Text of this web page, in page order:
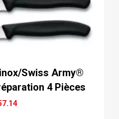
Swiss Army®
4 Pièces